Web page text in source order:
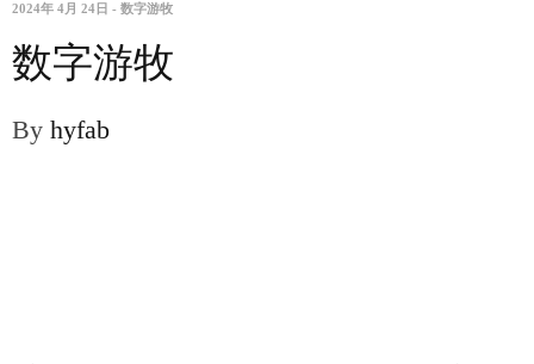
2024年 4月 24日 - 数字游牧
数字游牧
By hyfab